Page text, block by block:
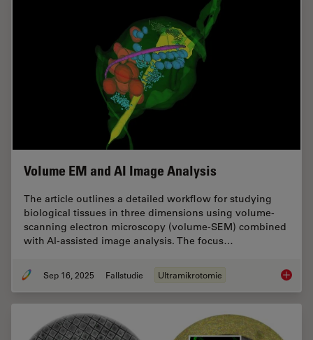
Volume EM and AI Image Analysis
The article outlines a detailed workflow for studying
biological tissues in three dimensions using volume-
scanning electron microscopy (volume-SEM) combined
with AI-assisted image analysis. The focus…
Sep 16, 2025 Fallstudie Ultramikrotomie Volume